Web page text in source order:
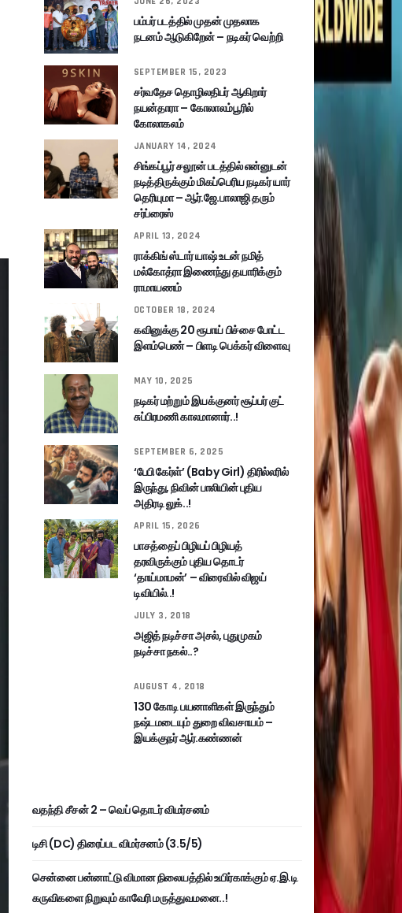
பம்பர் படத்தில் முதன் முதலாக
நடனம் ஆடுகிறேன் – நடிகர் வெற்றி
SEPTEMBER 15, 2023
சர்வதேச தொழிலதிபர் ஆகிறார்
நயன்தாரா – கோலாலம்பூரில்
கோலாகலம்
JANUARY 14, 2024
சிங்கப்பூர் சலூன் படத்தில் என்னுடன்
நடித்திருக்கும் மிகப்பெரிய நடிகர் யார்
தெரியுமா – ஆர்.ஜே.பாலாஜி தரும்
சர்ப்ரைஸ்
APRIL 13, 2024
ராக்கிங் ஸ்டார் யாஷ் உடன் நமித்
மல்கோத்ரா இணைந்து தயாரிக்கும்
ராமாயணம்
OCTOBER 18, 2024
கவினுக்கு 20 ரூபாய் பிச்சை போட்ட
இளம்பெண் – பிளடி பெக்கர் விளைவு
MAY 10, 2025
நடிகர் மற்றும் இயக்குனர் சூப்பர் குட்
சுப்பிரமணி காலமானார்..!
SEPTEMBER 6, 2025
‘பேபி கேர்ள்’ (Baby Girl) திரில்லரில்
இருந்து, நிவின் பாலியின் புதிய
அதிரடி லுக்..!
APRIL 15, 2026
பாசத்தைப் பிழியப் பிழியத்
தரவிருக்கும் புதிய தொடர்
‘தாய்மாமன்’ – விரைவில் விஜய்
டிவியில்..!
JULY 3, 2018
அஜித் நடிச்சா அசல், புதுமுகம்
நடிச்சா நகல்..?
AUGUST 4, 2018
130 கோடி பயனாளிகள் இருந்தும்
நஷ்டமடையும் துறை விவசாயம் –
இயக்குநர் ஆர்.கண்ணன்
வதந்தி சீசன் 2 – வெப் தொடர் விமர்சனம்
டிசி (DC) திரைப்பட விமர்சனம் (3.5/5)
சென்னை பன்னாட்டு விமான நிலையத்தில் உயிர்காக்கும் ஏ.இ.டி
கருவிகளை நிறுவும் காவேரி மருத்துவமனை..!